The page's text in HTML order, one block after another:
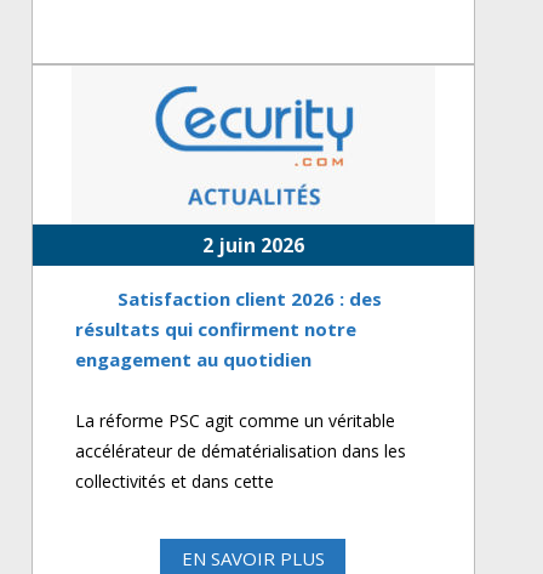
2 juin 2026
Satisfaction client 2026 : des
résultats qui confirment notre
engagement au quotidien
La réforme PSC agit comme un véritable
accélérateur de dématérialisation dans les
collectivités et dans cette
EN SAVOIR PLUS